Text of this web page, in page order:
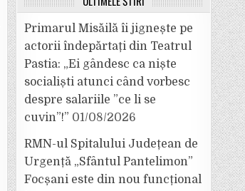
Primarul Misăilă îi jignește pe
actorii îndepărtați din Teatrul
Pastia: „Ei gândesc ca niște
socialiști atunci când vorbesc
despre salariile ”ce li se
cuvin”!” 01/08/2026
RMN-ul Spitalului Județean de
Urgență „Sfântul Pantelimon”
Focșani este din nou funcțional